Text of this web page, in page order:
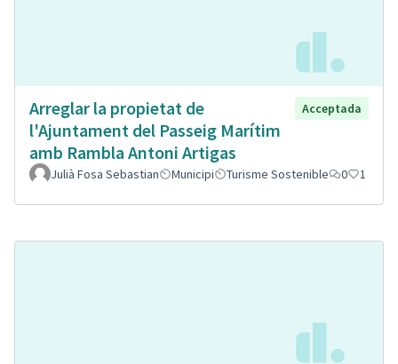
Arreglar la propietat de
l'Ajuntament del Passeig Marítim
amb Rambla Antoni Artigas
Acceptada
Julià Fosa Sebastian Municipi Turisme Sostenible 0 1